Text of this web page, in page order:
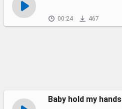
00:24 467
Baby hold my hands